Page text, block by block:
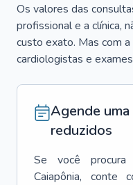
Os valores das
profissional e a clínica,
custo exato. Mas com
cardiologistas e
Agende
reduzidos
Se você
Caiapônia, conte